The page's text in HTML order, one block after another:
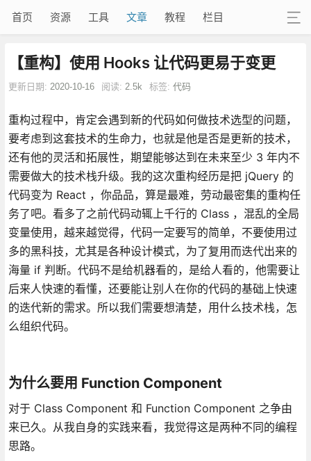
首页 资源 工具 文章 教程 栏目
【重构】使用 Hooks 让代码更易于变更
更新日期: 2020-10-16 阅读: 2.5k 标签: 代码
重构过程中，肯定会遇到新的代码如何做技术选型的问题，
要考虑到这套技术的生命力，也就是他是否是更新的技术，
还有他的灵活和拓展性，期望能够达到在未来至少 3 年内不
需要做大的技术栈升级。我的这次重构经历是把 jQuery 的
代码变为 React ，你品品，算是最难，劳动最密集的重构任
务了吧。看多了之前代码动辄上千行的 Class ，混乱的全局
变量使用，越来越觉得，代码一定要写的简单，不要使用过
多的黑科技，尤其是各种设计模式，为了复用而迭代出来的
海量 if 判断。代码不是给机器看的，是给人看的，他需要让
后来人快速的看懂，还要能让别人在你的代码的基础上快速
的迭代新的需求。所以我们需要想清楚，用什么技术栈，怎
么组织代码。
为什么要用 Function Component
对于 Class Component 和 Function Component 之争由
来已久。从我自身的实践来看，我觉得这是两种不同的编程
思路。